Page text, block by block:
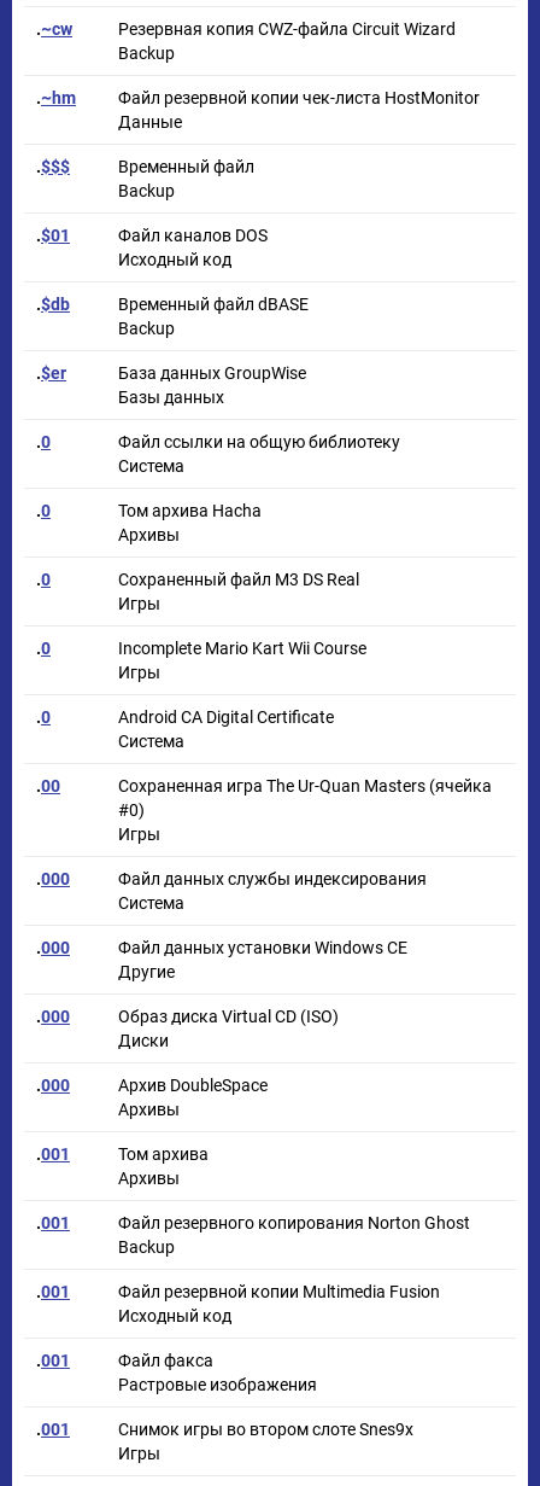
.~cw
Резервная копия CWZ-файла Circuit Wizard
Backup
.~hm
Файл резервной копии чек-листа HostMonitor
Данные
.$$$
Временный файл
Backup
.$01
Файл каналов DOS
Исходный код
.$db
Временный файл dBASE
Backup
.$er
База данных GroupWise
Базы данных
.0
Файл ссылки на общую библиотеку
Система
.0
Том архива Hacha
Архивы
.0
Сохраненный файл M3 DS Real
Игры
.0
Incomplete Mario Kart Wii Course
Игры
.0
Android CA Digital Certificate
Система
.00
Сохраненная игра The Ur-Quan Masters (ячейка
#0)
Игры
.000
Файл данных службы индексирования
Система
.000
Файл данных установки Windows CE
Другие
.000
Образ диска Virtual CD (ISO)
Диски
.000
Архив DoubleSpace
Архивы
.001
Том архива
Архивы
.001
Файл резервного копирования Norton Ghost
Backup
.001
Файл резервной копии Multimedia Fusion
Исходный код
.001
Файл факса
Растровые изображения
.001
Снимок игры во втором слоте Snes9x
Игры